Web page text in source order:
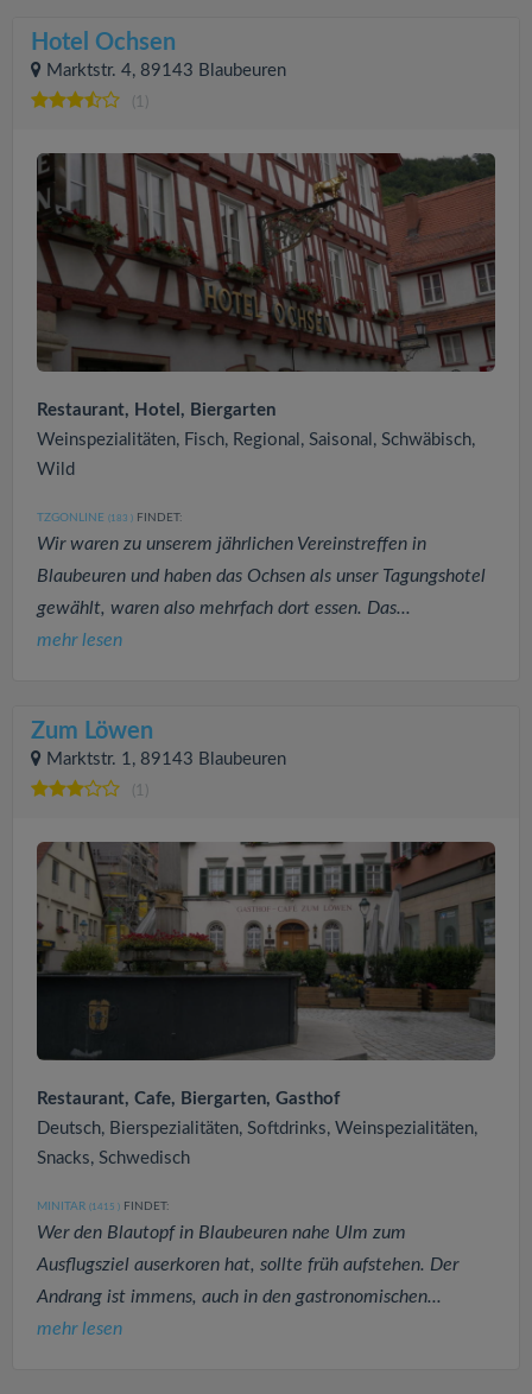
Hotel Ochsen
Marktstr. 4, 89143 Blaubeuren
(1)
Restaurant, Hotel, Biergarten
Weinspezialitäten, Fisch, Regional, Saisonal, Schwäbisch,
Wild
TZGONLINE (183 ) FINDET:
Wir waren zu unserem jährlichen Vereinstreffen in
Blaubeuren und haben das Ochsen als unser Tagungshotel
gewählt, waren also mehrfach dort essen. Das...
mehr lesen
Zum Löwen
Marktstr. 1, 89143 Blaubeuren
(1)
Restaurant, Cafe, Biergarten, Gasthof
Deutsch, Bierspezialitäten, Softdrinks, Weinspezialitäten,
Snacks, Schwedisch
MINITAR (1415 ) FINDET:
Wer den Blautopf in Blaubeuren nahe Ulm zum
Ausflugsziel auserkoren hat, sollte früh aufstehen. Der
Andrang ist immens, auch in den gastronomischen...
mehr lesen